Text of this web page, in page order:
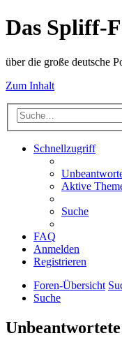
Das Spliff-
über die große deutsche
Zum Inhalt
Schnellzugriff
Aktive
Suche
FAQ
Anmelden
Registrieren
Foren-Übersicht
Suche